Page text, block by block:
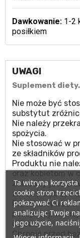
Dawkowanie: 1-2
posiłkiem
UWAGI
Suplement diety.
Nie może być
substytut
Nie należy
spożycia.
Nie stosować w
ze składników
Produktu nie
Zalecany jest
zdrowy tryb
Przechowywać
pokojowej, w
dzieci.
Chronić przed
Ta witryna
cookie stron
pokazywać Ci
analizując Twoje
jego użycie,